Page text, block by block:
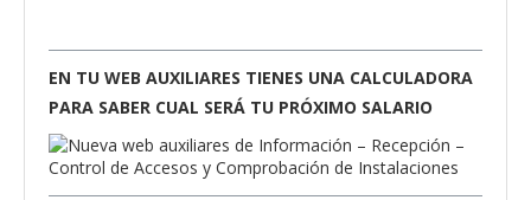
EN TU WEB AUXILIARES TIENES UNA CALCULADORA
PARA SABER CUAL SERÁ TU PRÓXIMO SALARIO